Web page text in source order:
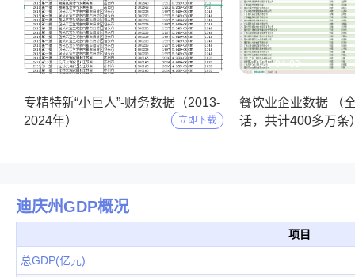
2025-05-11
专精特新“小巨人”-财务数据（2013-
2024年）
立即下载
2025-04-09
餐饮业企业数据 （
话，共计400多万条
迪庆州GDP概况
项目
总GDP(亿元)